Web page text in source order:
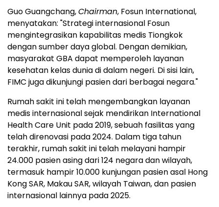
Guo Guangchang,Chairman, Fosun International,
menyatakan: "Strategi internasional Fosun
mengintegrasikan kapabilitas medis Tiongkok
dengan sumber daya global. Dengan demikian,
masyarakat GBA dapat memperoleh layanan
kesehatan kelas dunia di dalam negeri. Di sisi lain,
FIMC juga dikunjungi pasien dari berbagai negara."
Rumah sakit ini telah mengembangkan layanan
medis internasional sejak mendirikan International
Health Care Unit pada 2019, sebuah fasilitas yang
telah direnovasi pada 2024. Dalam tiga tahun
terakhir, rumah sakit ini telah melayani hampir
24.000 pasien asing dari 124 negara dan wilayah,
termasuk hampir 10.000 kunjungan pasien asal Hong
Kong SAR, Makau SAR, wilayah Taiwan, dan pasien
internasional lainnya pada 2025.